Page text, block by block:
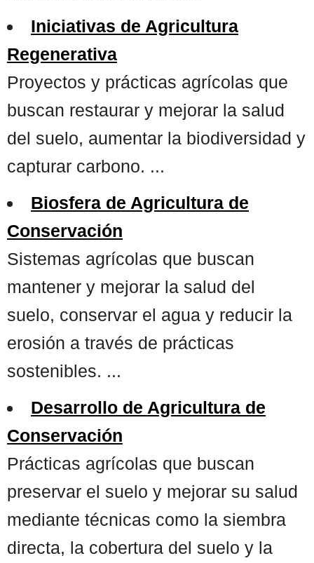
Iniciativas de Agricultura
Regenerativa
Proyectos y prácticas agrícolas que
buscan restaurar y mejorar la salud
del suelo, aumentar la biodiversidad y
capturar carbono. ...
Biosfera de Agricultura de
Conservación
Sistemas agrícolas que buscan
mantener y mejorar la salud del
suelo, conservar el agua y reducir la
erosión a través de prácticas
sostenibles. ...
Desarrollo de Agricultura de
Conservación
Prácticas agrícolas que buscan
preservar el suelo y mejorar su salud
mediante técnicas como la siembra
directa, la cobertura del suelo y la